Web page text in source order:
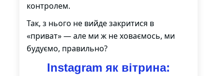
контролем.
Так, з нього не вийде закритися в
«приват» — але ми ж не ховаємось, ми
будуємо, правильно?
Instagram як вітрина: